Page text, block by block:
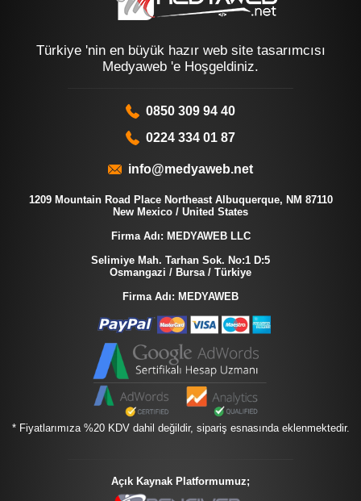
Türkiye 'nin en büyük hazır web site tasarımcısı
Medyaweb 'e Hoşgeldiniz.
0850 309 94 40
0224 334 01 87
info@medyaweb.net
1209 Mountain Road Place Northeast Albuquerque, NM 87110
New Mexico / United States
Firma Adı: MEDYAWEB LLC
Selimiye Mah. Tarhan Sok. No:1 D:5
Osmangazi / Bursa / Türkiye
Firma Adı: MEDYAWEB
* Fiyatlarımıza %20 KDV dahil değildir, sipariş esnasında eklenmektedir.
Açık Kaynak Platformumuz;